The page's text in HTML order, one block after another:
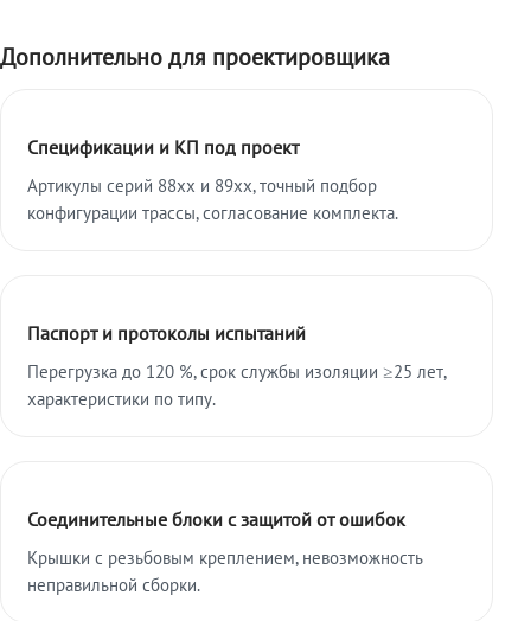
Дополнительно для проектировщика
Спецификации и КП под проект
Артикулы серий 88xx и 89xx, точный подбор
конфигурации трассы, согласование комплекта.
Паспорт и протоколы испытаний
Перегрузка до 120 %, срок службы изоляции ≥25 лет,
характеристики по типу.
Соединительные блоки с защитой от ошибок
Крышки с резьбовым креплением, невозможность
неправильной сборки.